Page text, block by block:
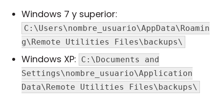
Windows 7 y superior:
C:\Users\nombre_usuario\AppData\Roamin
g\Remote Utilities Files\backups\
Windows XP:
C:\Documents and
Settings\nombre_usuario\Application
Data\Remote Utilities Files\backups\